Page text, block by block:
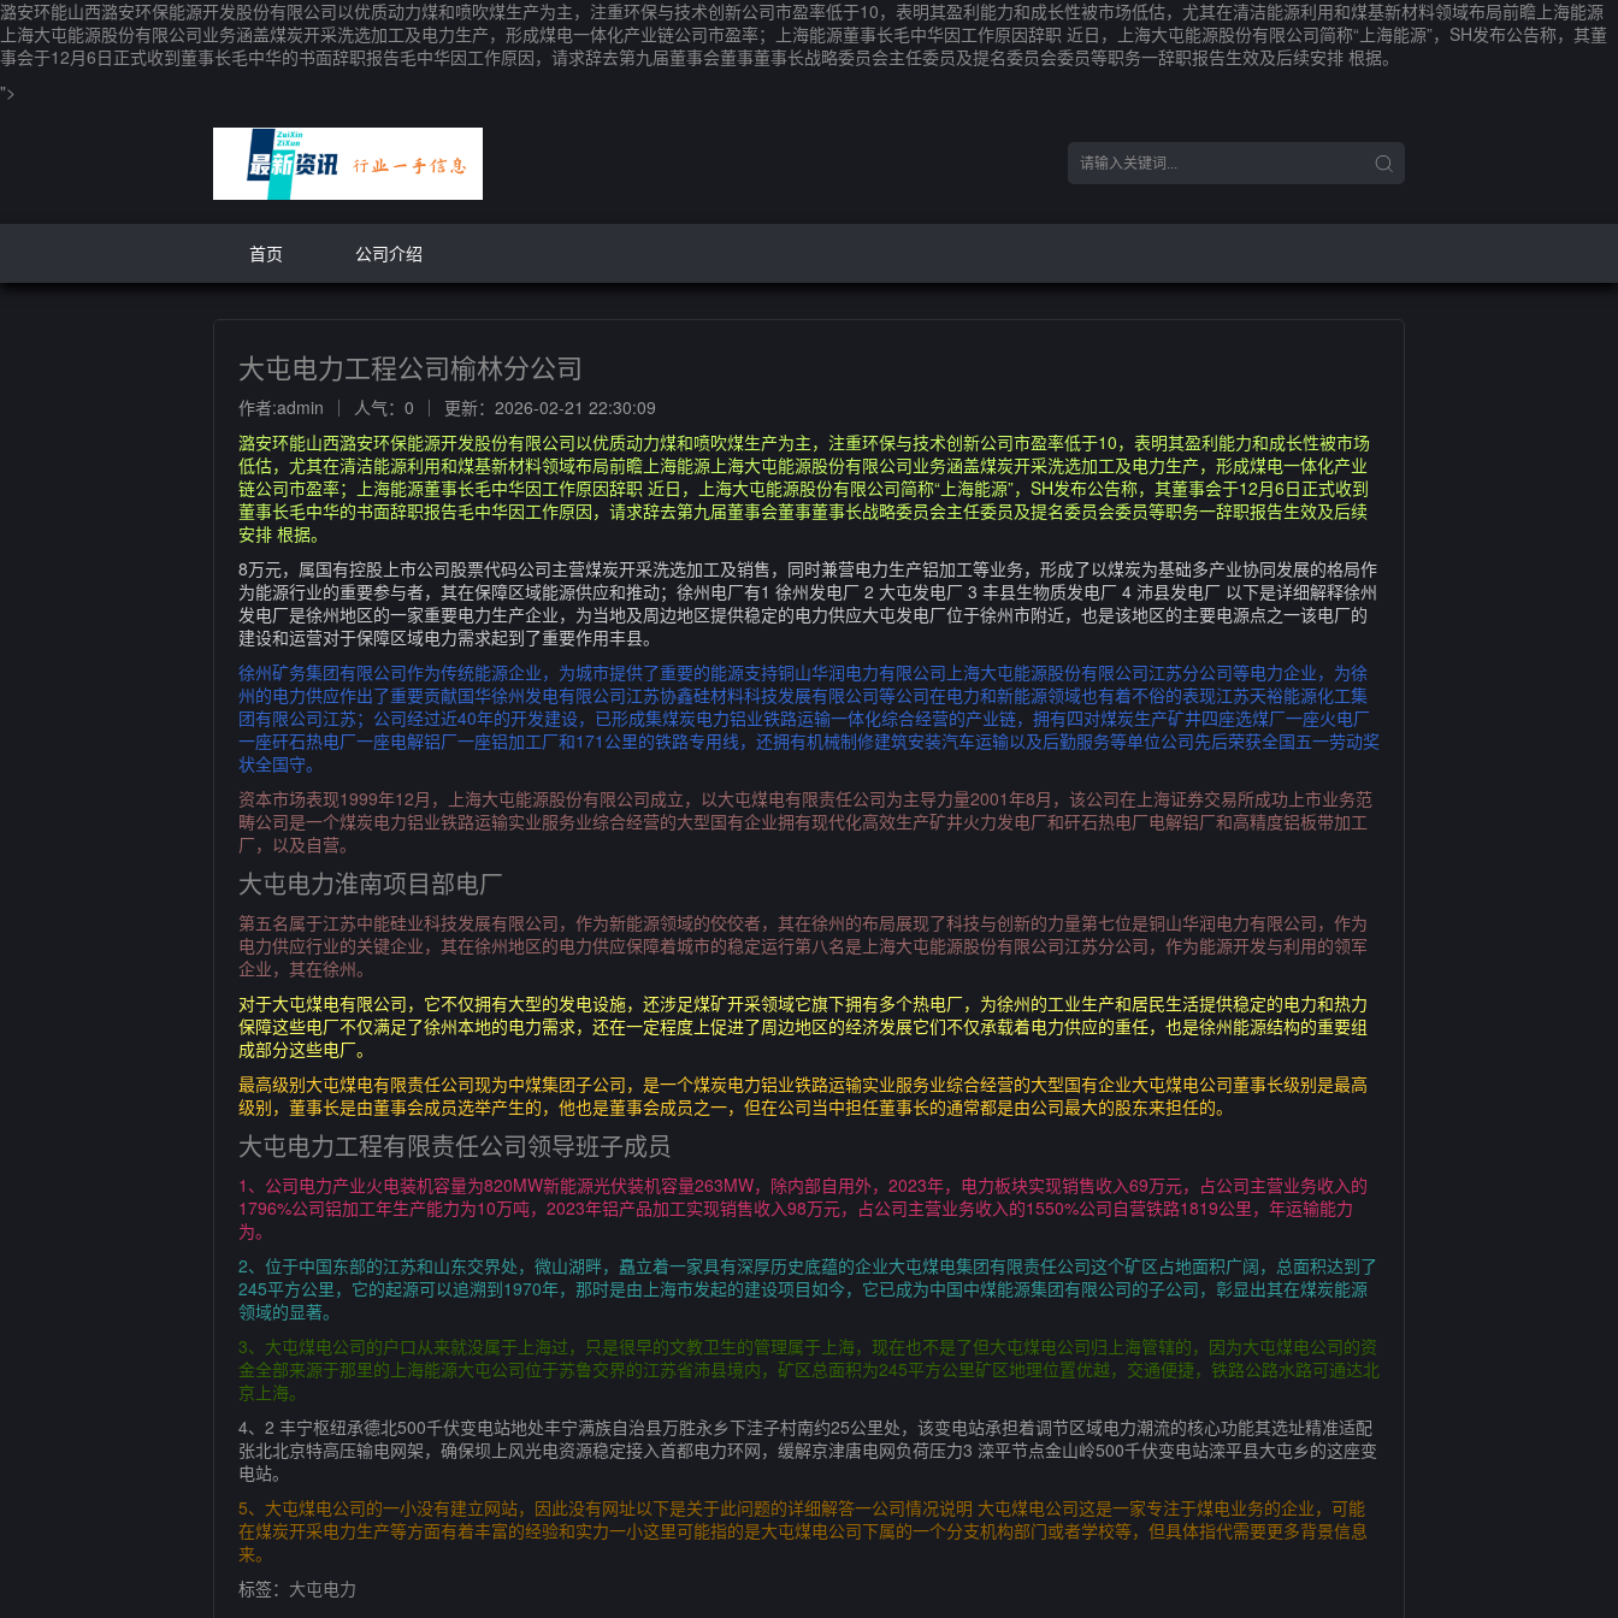
潞安环能山西潞安环保能源开发股份有限公司以优质动力煤和喷吹煤生产为主，注重环保与技术创新公司市盈率低于10，表明其盈利能力和成长性被市场低估，尤其在清洁能源利用和煤基新材料领域布局前瞻上海能源
上海大屯能源股份有限公司业务涵盖煤炭开采洗选加工及电力生产，形成煤电一体化产业链公司市盈率；上海能源董事长毛中华因工作原因辞职 近日，上海大屯能源股份有限公司简称“上海能源”，SH发布公告称，其董
事会于12月6日正式收到董事长毛中华的书面辞职报告毛中华因工作原因，请求辞去第九届董事会董事董事长战略委员会主任委员及提名委员会委员等职务一辞职报告生效及后续安排 根据。
">
首页 公司介绍
大屯电力工程公司榆林分公司
作者:admin 人气：0
更新：2026-02-21 22:30:09
潞安环能山西潞安环保能源开发股份有限公司以优质动力煤和喷吹煤生产为主，注重环保与技术创新公司市盈率低于10，表明其盈利能力和成长性被市场
低估，尤其在清洁能源利用和煤基新材料领域布局前瞻上海能源上海大屯能源股份有限公司业务涵盖煤炭开采洗选加工及电力生产，形成煤电一体化产业
链公司市盈率；上海能源董事长毛中华因工作原因辞职 近日，上海大屯能源股份有限公司简称“上海能源”，SH发布公告称，其董事会于12月6日正式收到
董事长毛中华的书面辞职报告毛中华因工作原因，请求辞去第九届董事会董事董事长战略委员会主任委员及提名委员会委员等职务一辞职报告生效及后续
安排 根据。
8万元，属国有控股上市公司股票代码公司主营煤炭开采洗选加工及销售，同时兼营电力生产铝加工等业务，形成了以煤炭为基础多产业协同发展的格局作
为能源行业的重要参与者，其在保障区域能源供应和推动；徐州电厂有1 徐州发电厂 2 大屯发电厂 3 丰县生物质发电厂 4 沛县发电厂 以下是详细解释徐州
发电厂是徐州地区的一家重要电力生产企业，为当地及周边地区提供稳定的电力供应大屯发电厂位于徐州市附近，也是该地区的主要电源点之一该电厂的
建设和运营对于保障区域电力需求起到了重要作用丰县。
徐州矿务集团有限公司作为传统能源企业，为城市提供了重要的能源支持铜山华润电力有限公司上海大屯能源股份有限公司江苏分公司等电力企业，为徐
州的电力供应作出了重要贡献国华徐州发电有限公司江苏协鑫硅材料科技发展有限公司等公司在电力和新能源领域也有着不俗的表现江苏天裕能源化工集
团有限公司江苏；公司经过近40年的开发建设，已形成集煤炭电力铝业铁路运输一体化综合经营的产业链，拥有四对煤炭生产矿井四座选煤厂一座火电厂
一座矸石热电厂一座电解铝厂一座铝加工厂和171公里的铁路专用线，还拥有机械制修建筑安装汽车运输以及后勤服务等单位公司先后荣获全国五一劳动奖
状全国守。
资本市场表现1999年12月，上海大屯能源股份有限公司成立，以大屯煤电有限责任公司为主导力量2001年8月，该公司在上海证券交易所成功上市业务范
畴公司是一个煤炭电力铝业铁路运输实业服务业综合经营的大型国有企业拥有现代化高效生产矿井火力发电厂和矸石热电厂电解铝厂和高精度铝板带加工
厂，以及自营。
大屯电力淮南项目部电厂
第五名属于江苏中能硅业科技发展有限公司，作为新能源领域的佼佼者，其在徐州的布局展现了科技与创新的力量第七位是铜山华润电力有限公司，作为
电力供应行业的关键企业，其在徐州地区的电力供应保障着城市的稳定运行第八名是上海大屯能源股份有限公司江苏分公司，作为能源开发与利用的领军
企业，其在徐州。
对于大屯煤电有限公司，它不仅拥有大型的发电设施，还涉足煤矿开采领域它旗下拥有多个热电厂，为徐州的工业生产和居民生活提供稳定的电力和热力
保障这些电厂不仅满足了徐州本地的电力需求，还在一定程度上促进了周边地区的经济发展它们不仅承载着电力供应的重任，也是徐州能源结构的重要组
成部分这些电厂。
最高级别大屯煤电有限责任公司现为中煤集团子公司，是一个煤炭电力铝业铁路运输实业服务业综合经营的大型国有企业大屯煤电公司董事长级别是最高
级别，董事长是由董事会成员选举产生的，他也是董事会成员之一，但在公司当中担任董事长的通常都是由公司最大的股东来担任的。
大屯电力工程有限责任公司领导班子成员
1、公司电力产业火电装机容量为820MW新能源光伏装机容量263MW，除内部自用外，2023年，电力板块实现销售收入69万元，占公司主营业务收入的
1796%公司铝加工年生产能力为10万吨，2023年铝产品加工实现销售收入98万元，占公司主营业务收入的1550%公司自营铁路1819公里，年运输能力
为。
2、位于中国东部的江苏和山东交界处，微山湖畔，矗立着一家具有深厚历史底蕴的企业大屯煤电集团有限责任公司这个矿区占地面积广阔，总面积达到了
245平方公里，它的起源可以追溯到1970年，那时是由上海市发起的建设项目如今，它已成为中国中煤能源集团有限公司的子公司，彰显出其在煤炭能源
领域的显著。
3、大屯煤电公司的户口从来就没属于上海过，只是很早的文教卫生的管理属于上海，现在也不是了但大屯煤电公司归上海管辖的，因为大屯煤电公司的资
金全部来源于那里的上海能源大屯公司位于苏鲁交界的江苏省沛县境内，矿区总面积为245平方公里矿区地理位置优越，交通便捷，铁路公路水路可通达北
京上海。
4、2 丰宁枢纽承德北500千伏变电站地处丰宁满族自治县万胜永乡下洼子村南约25公里处，该变电站承担着调节区域电力潮流的核心功能其选址精准适配
张北北京特高压输电网架，确保坝上风光电资源稳定接入首都电力环网，缓解京津唐电网负荷压力3 滦平节点金山岭500千伏变电站滦平县大屯乡的这座变
电站。
5、大屯煤电公司的一小没有建立网站，因此没有网址以下是关于此问题的详细解答一公司情况说明 大屯煤电公司这是一家专注于煤电业务的企业，可能
在煤炭开采电力生产等方面有着丰富的经验和实力一小这里可能指的是大屯煤电公司下属的一个分支机构部门或者学校等，但具体指代需要更多背景信息
来。
标签： 大屯电力